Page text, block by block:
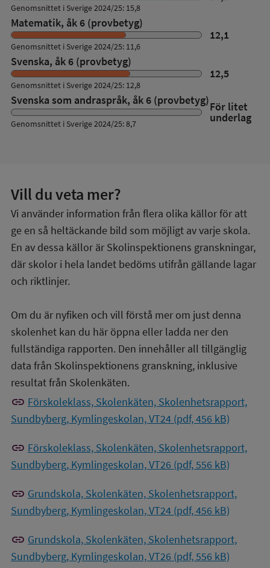
Genomsnittet i Sverige 2024/25: 15,8
Matematik, åk 6 (provbetyg)
12,1
Genomsnittet i Sverige 2024/25: 11,6
Svenska, åk 6 (provbetyg)
12,5
Genomsnittet i Sverige 2024/25: 12,8
Svenska som andraspråk, åk 6 (provbetyg)För litet
underlag
Genomsnittet i Sverige 2024/25: 8,7
Vill du veta mer?
Vi använder information från flera olika källor för att
ge en så heltäckande bild som möjligt av varje skola.
En av dessa källor är Skolinspektionens granskningar,
där skolor i hela landet bedöms utifrån gällande lagar
och riktlinjer.
Om du är nyfiken och vill förstå mer om just denna
skolenhet kan du här öppna eller ladda ner den
fullständiga rapporten. Den innehåller all tillgänglig
data från Skolinspektionens granskning, inklusive
resultat från Skolenkäten.
link Förskoleklass, Skolenkäten, Skolenhetsrapport,
Sundbyberg, Kymlingeskolan, VT24 (pdf, 456 kB)
link Förskoleklass, Skolenkäten, Skolenhetsrapport,
Sundbyberg, Kymlingeskolan, VT26 (pdf, 556 kB)
link Grundskola, Skolenkäten, Skolenhetsrapport,
Sundbyberg, Kymlingeskolan, VT24 (pdf, 456 kB)
link Grundskola, Skolenkäten, Skolenhetsrapport,
Sundbyberg, Kymlingeskolan, VT26 (pdf, 556 kB)